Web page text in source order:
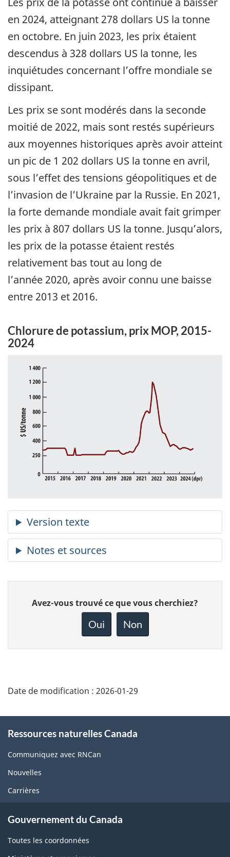
en 2024, atteignant 278 dollars US la tonne
en octobre. En juin 2023, les prix étaient
descendus à 328 dollars US la tonne, les
inquiétudes concernant l’offre mondiale se
dissipant.
Les prix se sont modérés dans la seconde
moitié de 2022, mais sont restés supérieurs
aux moyennes historiques après avoir atteint
un pic de 1 202 dollars US la tonne en avril,
sous l’effet des tensions géopolitiques et de
l’invasion de l’Ukraine par la Russie. En 2021,
la forte demande mondiale avait fait grimper
les prix à 807 dollars US la tonne. Jusqu’alors,
les prix de la potasse étaient restés
relativement bas tout au long de
l’année 2020, après avoir connu une baisse
entre 2013 et 2016.
Chlorure de potassium, prix MOP, 2015-
2024
Donnez
votre
page
Avez-vous trouvé ce que vous cherchiez?
Oui Non
Date de modification : 2026-01-29
this
site
Ressources naturelles Canada
Communiquez avec RNCan
Nouvelles
Carrières
Gouvernement du Canada
Toutes les coordonnées